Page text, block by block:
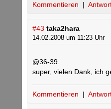
Kommentieren |
#43 taka2hara
14.02.2008 um 11:23 Uhr
@36-39:
super, vielen Dank, ich
Kommentieren |